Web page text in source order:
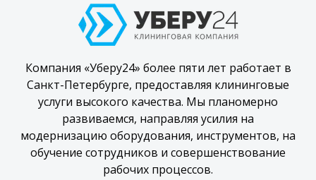
Компания «Уберу24» более пяти лет работает в
Санкт-Петербурге, предоставляя клининговые
услуги высокого качества. Мы планомерно
развиваемся, направляя усилия на
модернизацию оборудования, инструментов, на
обучение сотрудников и совершенствование
рабочих процессов.